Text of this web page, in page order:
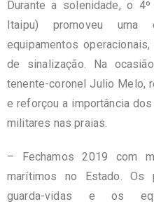
Durante a solenidade, o
Itaipu) promoveu
equipamentos
de sinalização. Na
tenente-coronel Julio Melo,
e reforçou a importância
militares nas praias.
– Fechamos 2019 com
marítimos no Estado.
guarda-vidas e os